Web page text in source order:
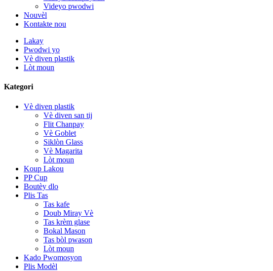
Videyo pwodwi
Nouvèl
Kontakte nou
Lakay
Pwodwi yo
Vè diven plastik
Lòt moun
Kategori
Vè diven plastik
Vè diven san tij
Flit Chanpay
Vè Goblet
Siklòn Glass
Vè Magarita
Lòt moun
Koup Lakou
PP Cup
Boutèy dlo
Plis Tas
Tas kafe
Doub Miray Vè
Tas krèm glase
Bokal Mason
Tas bòl pwason
Lòt moun
Kado Pwomosyon
Plis Modèl